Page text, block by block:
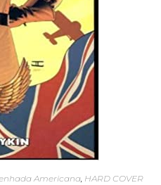
Americana, HARD COVER